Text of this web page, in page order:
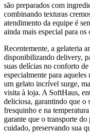
são preparados com
combinando texturas
atendimento da equipe é
ainda mais especial para os
Recentemente, a gelateria
disponibilizando delivery,
suas delícias no conforto
especialmente para
um gelato incrível surge,
visita à loja. A SoftHaus,
deliciosa, garantindo que o
fresquinho e na
garante que o transporte
cuidado, preservando sua